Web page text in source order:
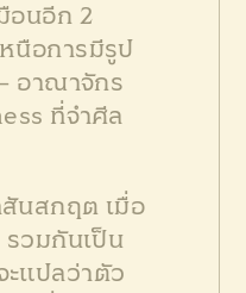
อนอีก 2
นือการมีรูป
อาณาจักร
ที่จำศีล
นสกฤต เมื่อ
รวมกันเป็น
แปลว่าตัว